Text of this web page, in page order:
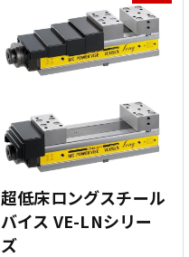
超低床ロングスチール
バイス VE-LNシリー
ズ